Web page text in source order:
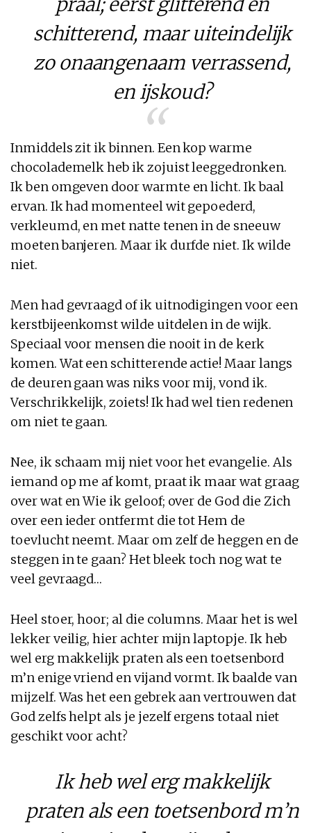
schitterend, maar uiteindelijk
zo onaangenaam verrassend,
en ijskoud?
Inmiddels zit ik binnen. Een kop warme
chocolademelk heb ik zojuist leeggedronken.
Ik ben omgeven door warmte en licht. Ik baal
ervan. Ik had momenteel wit gepoederd,
verkleumd, en met natte tenen in de sneeuw
moeten banjeren. Maar ik durfde niet. Ik wilde
niet.
Men had gevraagd of ik uitnodigingen voor een
kerstbijeenkomst wilde uitdelen in de wijk.
Speciaal voor mensen die nooit in de kerk
komen. Wat een schitterende actie! Maar langs
de deuren gaan was niks voor mij, vond ik.
Verschrikkelijk, zoiets! Ik had wel tien redenen
om niet te gaan.
Nee, ik schaam mij niet voor het evangelie. Als
iemand op me af komt, praat ik maar wat graag
over wat en Wie ik geloof; over de God die Zich
over een ieder ontfermt die tot Hem de
toevlucht neemt. Maar om zelf de heggen en de
steggen in te gaan? Het bleek toch nog wat te
veel gevraagd…
Heel stoer, hoor; al die columns. Maar het is wel
lekker veilig, hier achter mijn laptopje. Ik heb
wel erg makkelijk praten als een toetsenbord
m’n enige vriend en vijand vormt. Ik baalde van
mijzelf. Was het een gebrek aan vertrouwen dat
God zelfs helpt als je jezelf ergens totaal niet
geschikt voor acht?
Ik heb wel erg makkelijk
praten als een toetsenbord m’n